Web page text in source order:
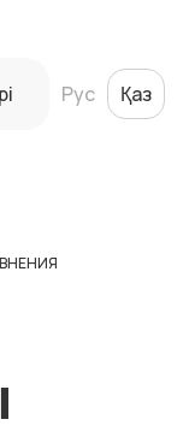
Рус Қаз